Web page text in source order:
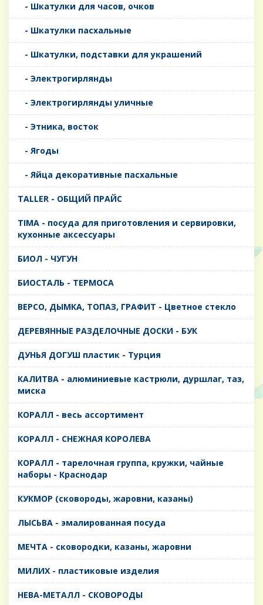
- Шкатулки для часов, очков
- Шкатулки пасхальные
- Шкатулки, подставки для украшений
- Электрогирлянды
- Электрогирлянды уличные
- Этника, восток
- Ягоды
- Яйца декоративные пасхальные
TALLER - ОБЩИЙ ПРАЙС
TIMA - посуда для приготовления и сервировки,
кухонные аксессуары
БИОЛ - ЧУГУН
БИОСТАЛЬ - ТЕРМОСА
ВЕРСО, ДЫМКА, ТОПАЗ, ГРАФИТ - Цветное стекло
ДЕРЕВЯННЫЕ РАЗДЕЛОЧНЫЕ ДОСКИ - БУК
ДУНЬЯ ДОГУШ пластик - Турция
КАЛИТВА - алюминиевые кастрюли, дуршлаг, таз,
миска
КОРАЛЛ - весь ассортимент
КОРАЛЛ - СНЕЖНАЯ КОРОЛЕВА
КОРАЛЛ - тарелочная группа, кружки, чайные
наборы - Краснодар
КУКМОР (сковороды, жаровни, казаны)
ЛЫСЬВА - эмалированная посуда
МЕЧТА - сковородки, казаны, жаровни
МИЛИХ - пластиковые изделия
НЕВА-МЕТАЛЛ - СКОВОРОДЫ